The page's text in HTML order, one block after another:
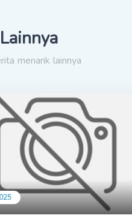
menarik lainnya